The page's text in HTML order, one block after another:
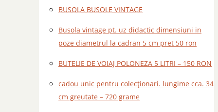
BUSOLA BUSOLE VINTAGE
Busola vintage pt. uz didactic dimensiuni in
poze diametrul la cadran 5 cm pret 50 ron
BUTELIE DE VOIAJ POLONEZA 5 LITRI – 150 RON
cadou unic pentru colecționari. lungime cca. 34
cm greutate – 720 grame